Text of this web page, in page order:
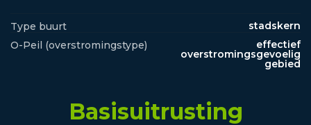
Type buurt
stadskern
O-Peil (overstromingstype)
effectief
overstromingsgevoelig
gebied
Basisuitrusting